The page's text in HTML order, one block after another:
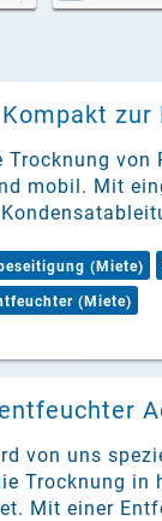
zur
Trocknung von
mobil. Mit
(Miete)
(Miete)
von uns
Trocknung in
Mit einer